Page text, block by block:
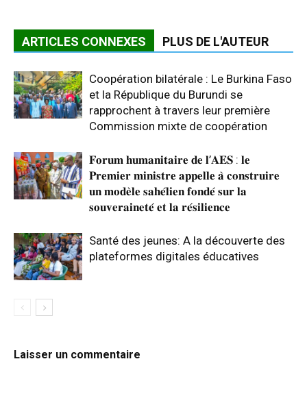
ARTICLES CONNEXES PLUS DE L'AUTEUR
Coopération bilatérale : Le Burkina Faso
et la République du Burundi se
rapprochent à travers leur première
Commission mixte de coopération
𝐅𝐨𝐫𝐮𝐦 𝐡𝐮𝐦𝐚𝐧𝐢𝐭𝐚𝐢𝐫𝐞 𝐝𝐞 𝐥’𝐀𝐄𝐒 : 𝐥𝐞
𝐏𝐫𝐞𝐦𝐢𝐞𝐫 𝐦𝐢𝐧𝐢𝐬𝐭𝐫𝐞 𝐚𝐩𝐩𝐞𝐥𝐥𝐞 𝐚̀ 𝐜𝐨𝐧𝐬𝐭𝐫𝐮𝐢𝐫𝐞
𝐮𝐧 𝐦𝐨𝐝𝐞̀𝐥𝐞 𝐬𝐚𝐡𝐞́𝐥𝐢𝐞𝐧 𝐟𝐨𝐧𝐝𝐞́ 𝐬𝐮𝐫 𝐥𝐚
𝐬𝐨𝐮𝐯𝐞𝐫𝐚𝐢𝐧𝐞𝐭𝐞́ 𝐞𝐭 𝐥𝐚 𝐫𝐞́𝐬𝐢𝐥𝐢𝐞𝐧𝐜𝐞
Santé des jeunes: A la découverte des
plateformes digitales éducatives
Laisser un commentaire